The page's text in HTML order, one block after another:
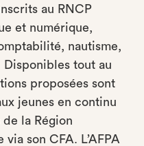
au RNCP
et numérique,
nautisme,
tout au
proposées sont
jeunes en continu
la Région
son CFA. L’AFPA